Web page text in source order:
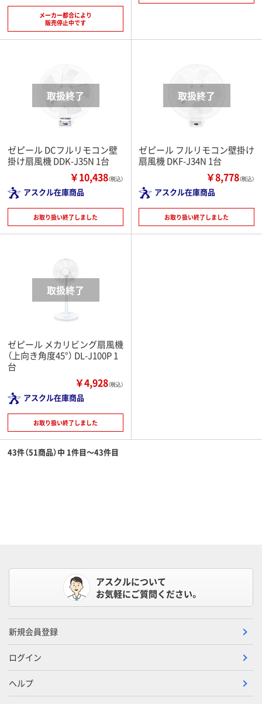
メーカー都合により
販売停止中です
ゼピール DCフルリモコン壁
掛け扇風機 DDK-J35N 1台
￥10,438（税込）
アスクル在庫商品
お取り扱い終了しました
ゼピール フルリモコン壁掛け
扇風機 DKF-J34N 1台
￥8,778（税込）
アスクル在庫商品
お取り扱い終了しました
ゼピール メカリビング扇風機
（上向き角度45°） DL-J100P 1
台
￥4,928（税込）
アスクル在庫商品
お取り扱い終了しました
43件（51商品）中 1件目～43件目
アスクルについて
お気軽にご質問ください。
新規会員登録
ログイン
ヘルプ